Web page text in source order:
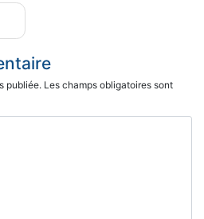
publiée. Les champs obligatoires sont